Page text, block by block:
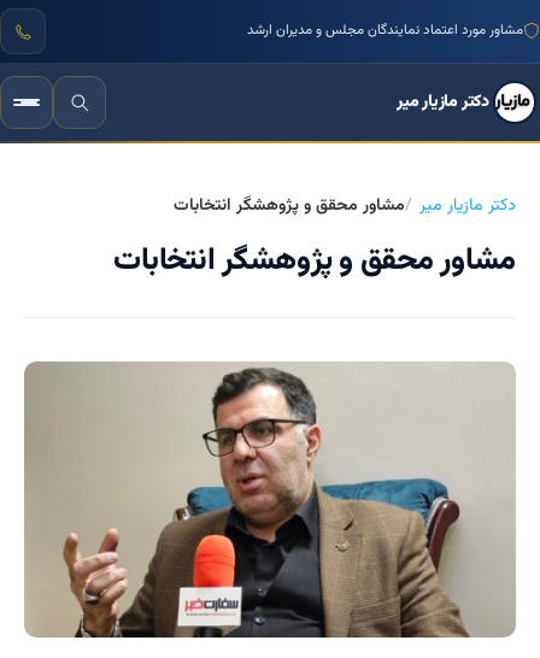
مشاور مورد اعتماد نمایندگان مجلس و مدیران ارشد
دکتر مازیار میر
دکتر مازیار میر مشاور محقق و پژوهشگر انتخابات
مشاور محقق و پژوهشگر انتخابات